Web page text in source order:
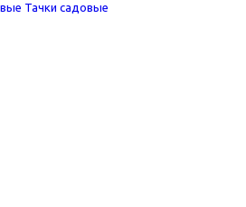
Тачки садовые